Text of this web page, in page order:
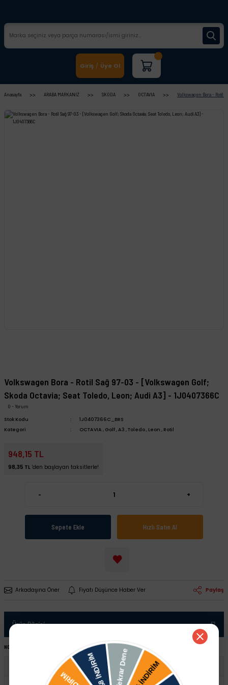
Giriş / Üye Ol
Anasayfa ARABA MARKANIZ SKODA OCTAVIA Volkswagen Bora - Rotil
Volkswagen Bora - Rotil Sağ 97-03 - [Volkswagen Golf;
Skoda Octavia; Seat Toledo, Leon; Audi A3] - 1J0407366C
0 - Yorum
Stok Kodu
1J0407366C_BRS
Kategori
OCTAVIA , Golf,A3 ,Toledo, Leon , Rotil
948,15 TL
98,35 TL 'den başlayan taksitlerle!
- +
Sepete Ekle Hızlı Satın Al
Arkadaşına Öner Fiyatı Düşünce Haber Ver Paylaş
Ürün Bilgisi
NOT: Ürünü satın almadan önce şase numaranız ile sipariş hattımızdan kontrol ettirmeniz tavsiye edilir.
Volkswagen